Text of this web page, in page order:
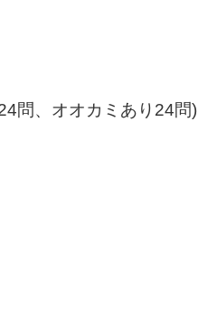
問、オオカミあり24問)